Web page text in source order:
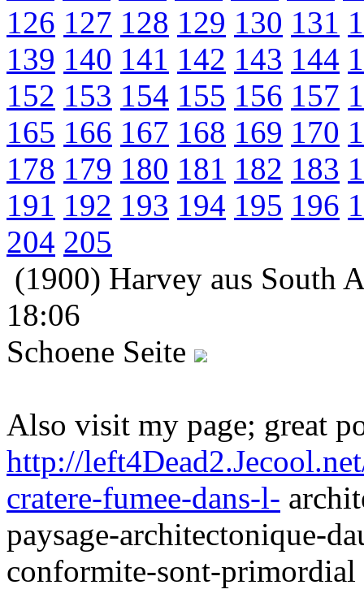
126 127 128 129 130 131
139 140 141 142 143 144
152 153 154 155 156 157
165 166 167 168 169 170
178 179 180 181 182 183
191 192 193 194 195 196
204 205
(1900) Harvey aus South
18:06
Schoene Seite
Also visit my page; great
http://
cratere-fumee-dans-l-
paysage-architectonique-
conformite-sont-